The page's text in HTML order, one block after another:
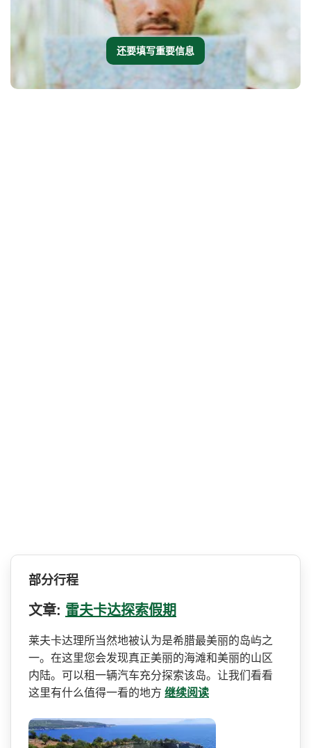
还要填写重要信息
部分行程
文章: 雷夫卡达探索假期
莱夫卡达理所当然地被认为是­希腊最美丽的岛屿之
一。在这里您会发现真正美丽的海­滩和美丽的山区
内陆。可以租一辆汽车充分探索该岛。­让我们看看
这里有什么值得一看的地方 继续阅读